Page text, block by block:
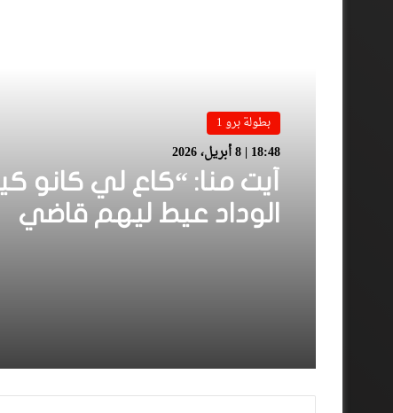
بطولة برو 1
18:48 | 8 أبريل، 2026
أيت منا: “كاع لي كانو
الوداد عيط ليهم قاضي